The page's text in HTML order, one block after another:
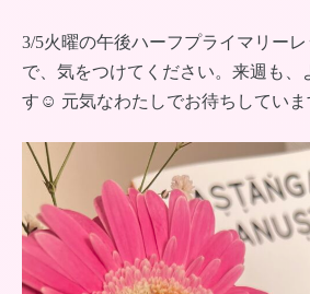
3/5火曜の午後ハーフプライマリー
で、気をつけてください。来週も、
す☺︎ 元気なわたしでお待ちしていま